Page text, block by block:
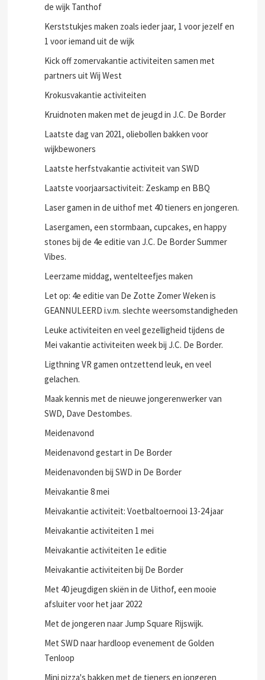
de wijk Tanthof
Kerststukjes maken zoals ieder jaar, 1 voor jezelf en
1 voor iemand uit de wijk
Kick off zomervakantie activiteiten samen met
partners uit Wij West
Krokusvakantie activiteiten
Kruidnoten maken met de jeugd in J.C. De Border
Laatste dag van 2021, oliebollen bakken voor
wijkbewoners
Laatste herfstvakantie activiteit van SWD
Laatste voorjaarsactiviteit: Zeskamp en BBQ
Laser gamen in de uithof met 40 tieners en jongeren.
Lasergamen, een stormbaan, cupcakes, en happy
stones bij de 4e editie van J.C. De Border Summer
Vibes.
Leerzame middag, wentelteefjes maken
Let op: 4e editie van De Zotte Zomer Weken is
GEANNULEERD i.v.m. slechte weersomstandigheden
Leuke activiteiten en veel gezelligheid tijdens de
Mei vakantie activiteiten week bij J.C. De Border.
Ligthning VR gamen ontzettend leuk, en veel
gelachen.
Maak kennis met de nieuwe jongerenwerker van
SWD, Dave Destombes.
Meidenavond
Meidenavond gestart in De Border
Meidenavonden bij SWD in De Border
Meivakantie 8 mei
Meivakantie activiteit: Voetbaltoernooi 13-24 jaar
Meivakantie activiteiten 1 mei
Meivakantie activiteiten 1e editie
Meivakantie activiteiten bij De Border
Met 40 jeugdigen skiën in de Uithof, een mooie
afsluiter voor het jaar 2022
Met de jongeren naar Jump Square Rijswijk.
Met SWD naar hardloop evenement de Golden
Tenloop
Mini pizza's bakken met de tieners en jongeren